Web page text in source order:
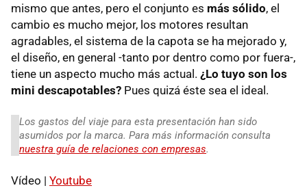
mismo que antes, pero el conjunto es más sólido, el
cambio es mucho mejor, los motores resultan
agradables, el sistema de la capota se ha mejorado y,
el diseño, en general -tanto por dentro como por fuera-,
tiene un aspecto mucho más actual. ¿Lo tuyo son los
mini descapotables? Pues quizá éste sea el ideal.
Los gastos del viaje para esta presentación han sido
asumidos por la marca. Para más información consulta
nuestra guía de relaciones con empresas.
Vídeo | Youtube